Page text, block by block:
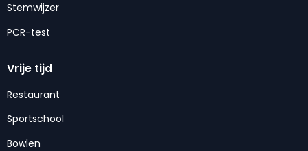
Stemwijzer
PCR-test
Vrije tijd
Restaurant
Sportschool
Bowlen